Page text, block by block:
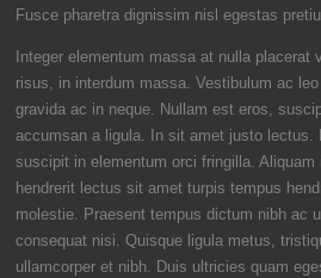
Fusce pharetra dignissim nisl egestas
Integer elementum massa at nulla placerat
risus, in interdum massa. Vestibulum ac
gravida ac in neque. Nullam est eros,
accumsan a ligula. In sit amet justo lectus.
suscipit in elementum orci fringilla.
hendrerit lectus sit amet turpis tempus
molestie. Praesent tempus dictum nibh ac
consequat nisi. Quisque ligula metus,
ullamcorper et nibh. Duis ultricies quam